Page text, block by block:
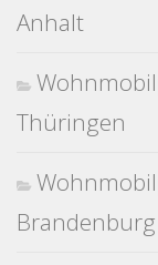
Anhalt
Thüringen
Brandenburg